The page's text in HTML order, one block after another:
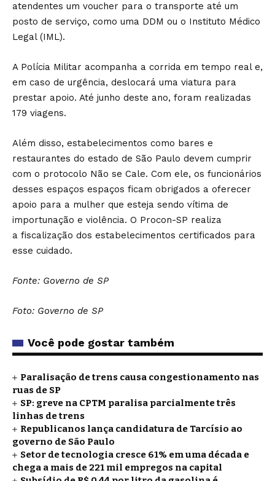
atendentes um voucher para o transporte até um
posto de serviço, como uma DDM ou o Instituto Médico
Legal (IML).
A Polícia Militar acompanha a corrida em tempo real e,
em caso de urgência, deslocará uma viatura para
prestar apoio. Até junho deste ano, foram realizadas
179 viagens.
Além disso, estabelecimentos como bares e
restaurantes do estado de São Paulo devem cumprir
com o protocolo Não se Cale. Com ele, os funcionários
desses espaços espaços ficam obrigados a oferecer
apoio para a mulher que esteja sendo vítima de
importunação e violência. O Procon-SP realiza
a fiscalização dos estabelecimentos certificados para
esse cuidado.
Fonte: Governo de SP
Foto: Governo de SP
Você pode gostar também
Paralisação de trens causa congestionamento nas
ruas de SP
SP: greve na CPTM paralisa parcialmente três
linhas de trens
Republicanos lança candidatura de Tarcísio ao
governo de São Paulo
Setor de tecnologia cresce 61% em uma década e
chega a mais de 221 mil empregos na capital